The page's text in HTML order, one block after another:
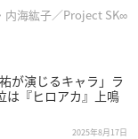
内海紘子／Project SK∞
が演じるキャラ」ラ
は『ヒロアカ』上鳴
2025年8月17日